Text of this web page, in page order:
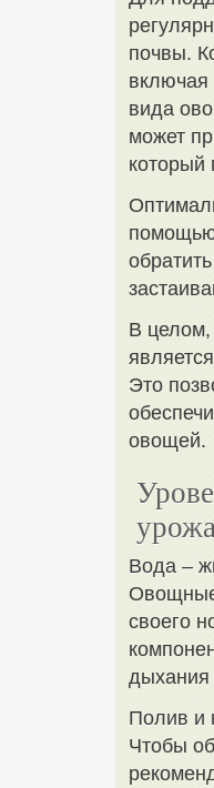
почвы.
включая
вида
может
который
помощью
В целом,
Это
овощей.
Вода –
Овощные
своего
дыхания
Полив и
Чтобы